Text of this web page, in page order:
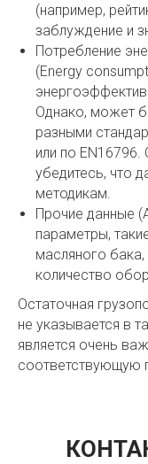
(например,
заблуждение и
Потребление
(Energy
Однако, может
разными
или по
убедитесь, что
методикам.
Прочие данные
параметры,
масляного
количество
Остаточная
не указывается в
является очень
соответствующую